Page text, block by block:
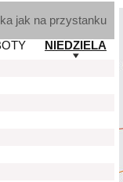
jak na przystanku
NIEDZIELA